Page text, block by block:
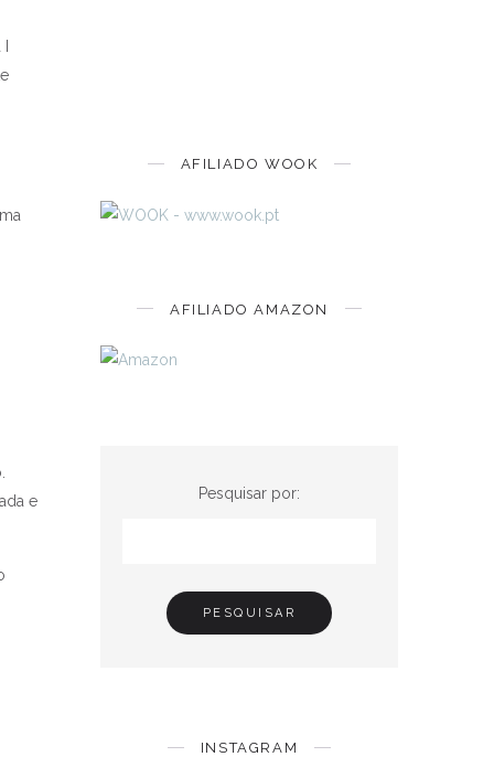
e
AFILIADO WOOK
AFILIADO AMAZON
Pesquisar por:
INSTAGRAM